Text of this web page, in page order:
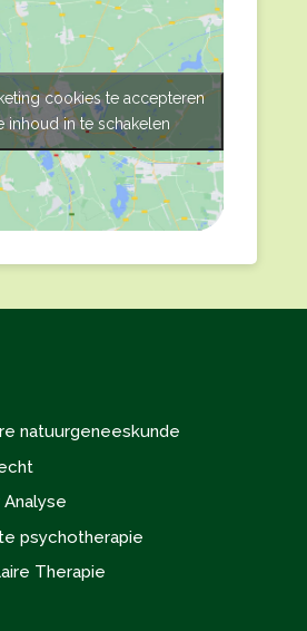
cookies te accepteren
inhoud in te schakelen
natuurgeneeskunde
psychotherapie
Therapie